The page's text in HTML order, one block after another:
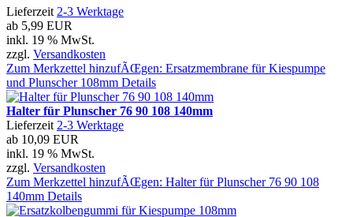
Lieferzeit2-3 Werktage
ab 5,99 EUR
inkl. 19 % MwSt.
zzgl. Versandkosten
Zum Merkzettel hinzufÃŒgen: Ersatzmembrane für Kiespumpe
und Plunscher 108mm Details
Halter für Plunscher 76 90 108 140mm
Lieferzeit2-3 Werktage
ab 10,09 EUR
inkl. 19 % MwSt.
zzgl. Versandkosten
Zum Merkzettel hinzufÃŒgen: Halter für Plunscher 76 90 108
140mm Details